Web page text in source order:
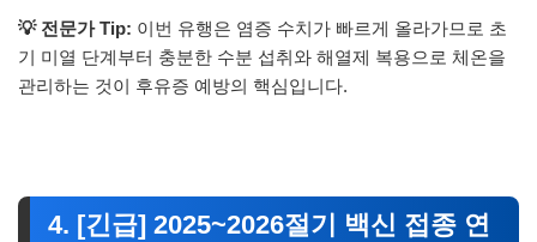
💡 전문가 Tip: 이번 유행은 염증 수치가 빠르게 올라가므로 초
기 미열 단계부터 충분한 수분 섭취와 해열제 복용으로 체온을
관리하는 것이 후유증 예방의 핵심입니다.
4. [긴급] 2025~2026절기 백신 접종 연